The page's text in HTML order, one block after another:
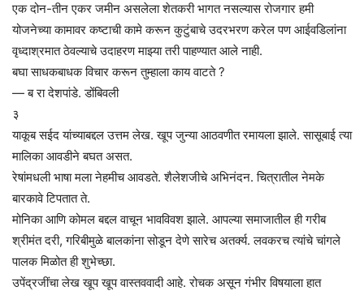
एक दोन-तीन एकर जमीन असलेला शेतकरी भागत नसल्यास रोजगार हमी
योजनेच्या कामावर कष्टाची कामे करून कुटुंबाचे उदरभरण करेल पण आईवडिलांना
वृध्दाश्रमात ठेवल्याचे उदाहरण माझ्या तरी पाहण्यात आले नाही.
बघा साधकबाधक विचार करून तुम्हाला काय वाटते ?
— ब रा देशपांडे. डोंबिवली
३
याकूब सईद यांच्याबद्दल उत्तम लेख. खूप जुन्या आठवणीत रमायला झाले. सासूबाई त्या
मालिका आवडीने बघत असत.
रेषांमधली भाषा मला नेहमीच आवडते. शैलेशजीचे अभिनंदन. चित्रातील नेमके
बारकावे टिपतात ते.
मोनिका आणि कोमल बद्दल वाचून भावविवश झाले. आपल्या समाजातील ही गरीब
श्रीमंत दरी, गरिबीमुळे बालकांना सोडून देणे सारेच अतर्क्य. लवकरच त्यांचे चांगले
पालक मिळोत ही शुभेच्छा.
उपेंद्रजींचा लेख खूप खूप वास्तववादी आहे. रोचक असून गंभीर विषयाला हात